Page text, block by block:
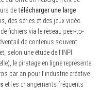
de télécharger une large
des séries et des jeux vidéo.
fichiers via le réseau peer-to-
de contenus souvent
selon une étude de l’INPI
le piratage en ligne représente
par an pour l’industrie créative
et les changements fréquents